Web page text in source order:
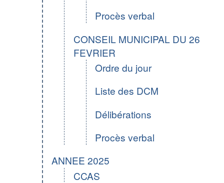
Procès verbal
CONSEIL MUNICIPAL DU 26
FEVRIER
Ordre du jour
Liste des DCM
Délibérations
Procès verbal
ANNEE 2025
CCAS